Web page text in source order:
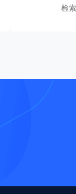
检